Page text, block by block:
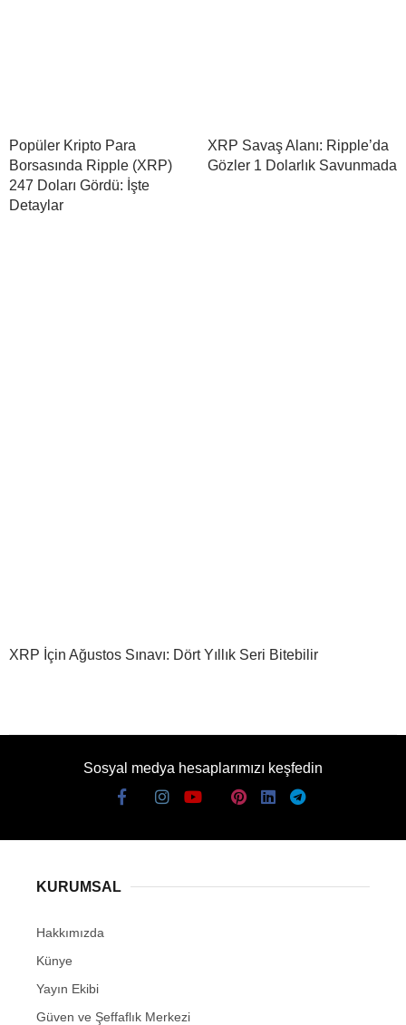
Popüler Kripto Para
Borsasında Ripple (XRP)
247 Doları Gördü: İşte
Detaylar
XRP Savaş Alanı: Ripple’da
Gözler 1 Dolarlık Savunmada
XRP İçin Ağustos Sınavı: Dört Yıllık Seri Bitebilir
Sosyal medya hesaplarımızı keşfedin
KURUMSAL
Hakkımızda
Künye
Yayın Ekibi
Güven ve Şeffaflık Merkezi